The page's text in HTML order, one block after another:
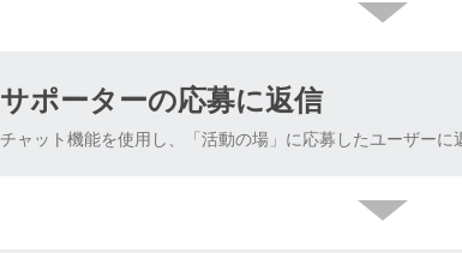
サポーターの応募に返信
チャット機能を使用し、「活動の場」に応募したユーザーに